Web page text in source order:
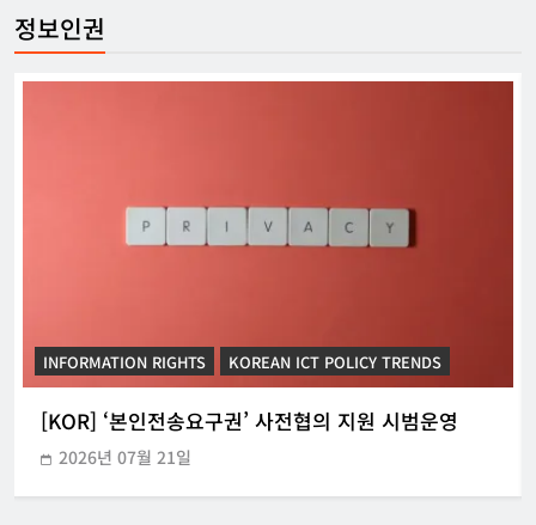
러 이상 지원
[OECD] 노동 시장에서 AI 관련 최근 정
책 동향
[KOR] 이 대통령, 샌프란시스코 AI 선언
0
정보인권
INFORMATION RIGHTS KOREAN ICT POLICY TRENDS
[KOR] ‘본인전송요구권’ 사전협의 지원 시범운영
2026년 07월 21일